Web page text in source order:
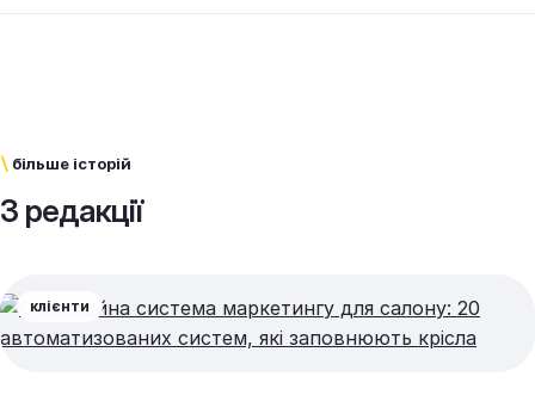
\ більше історій
З редакції
клієнти